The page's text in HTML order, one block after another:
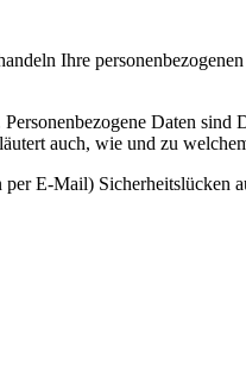
Ihre
Daten
auch, wie und zu
E-Mail)